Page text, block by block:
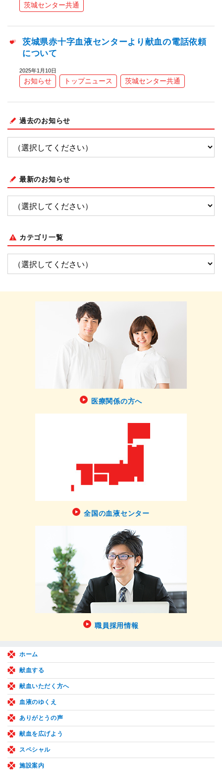
茨城センター共通
茨城県赤十字血液センターより献血の電話依頼
について
2025年1月10日
お知らせ トップニュース 茨城センター共通
過去のお知らせ
最新のお知らせ
カテゴリ一覧
医療関係の方へ
全国の血液センター
職員採用情報
ホーム
献血する
献血いただく方へ
血液のゆくえ
ありがとうの声
献血を広げよう
スペシャル
施設案内